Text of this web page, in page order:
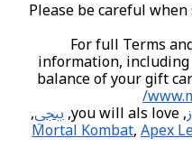
Please be careful
For full
information,
balance of your
ببجي,
Mortal Kombat,